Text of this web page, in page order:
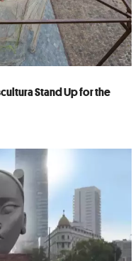
Stand Up for the